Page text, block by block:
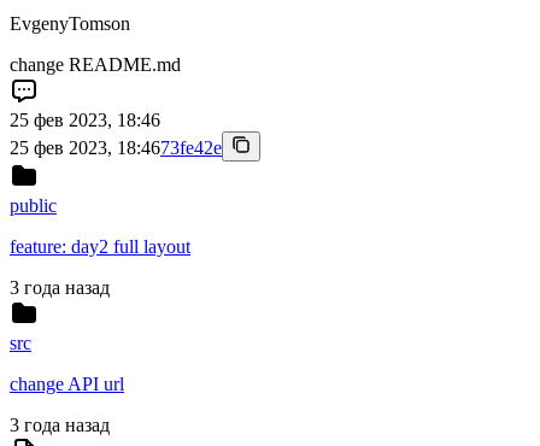
EvgenyTomson
change README.md
25 фев 2023, 18:46
25 фев 2023, 18:4673fe42e
public
feature: day2 full layout
3 года назад
src
change API url
3 года назад